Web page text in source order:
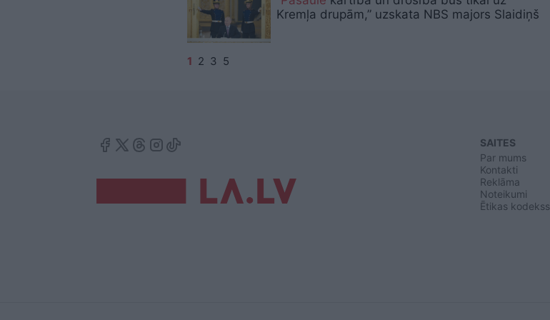
Kremļa drupām,” uzskata NBS majors Slaidiņš
1 2 3 5
SAITES
Par mums
Kontakti
Reklāma
Noteikumi
Ētikas kodekss